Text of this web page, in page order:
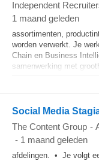
Independent
1 maand geleden
assortimenten,
worden verwerkt. Je
Chain en Business
samenwerking met
Social Media
The Content Group -
- 1 maand geleden
afdelingen. • Je volgt